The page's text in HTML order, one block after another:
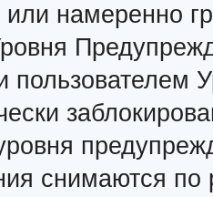
или намеренно
пользователем
снимаются